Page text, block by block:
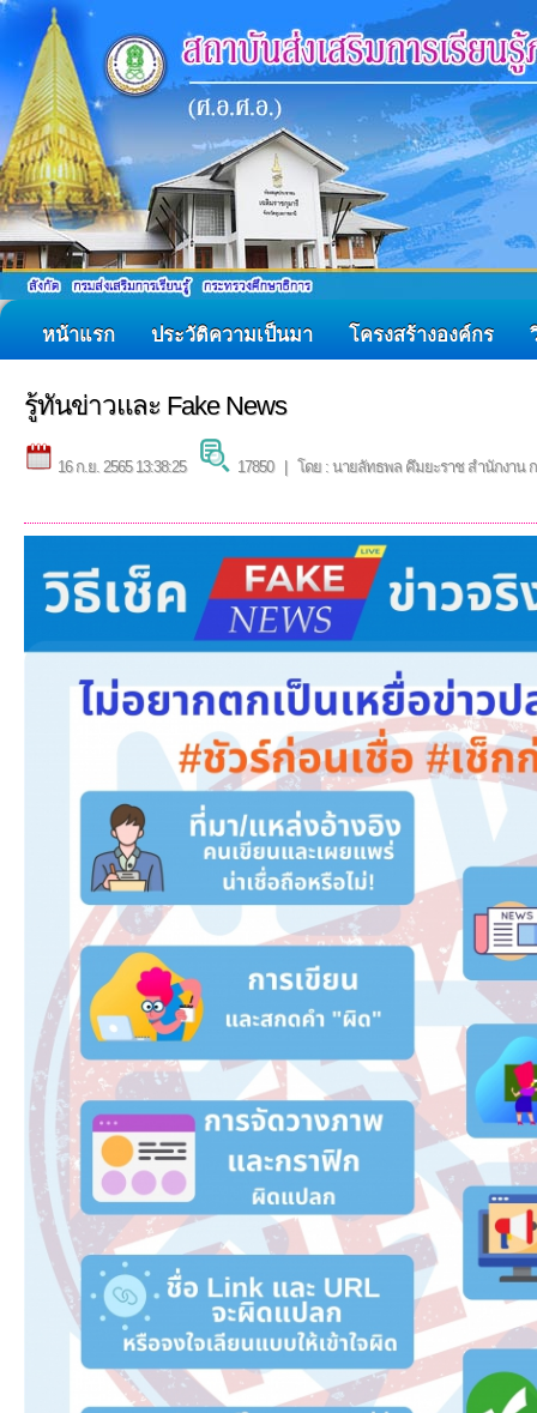
หน้าแรก ประวัติความเป็นมา โครงสร้างองค์กร
รู้ทันข่าวและ Fake News
16 ก.ย. 2565 13:38:25 17850 | โดย : นายลัทธพล คึมยะราช สำนักงาน ก